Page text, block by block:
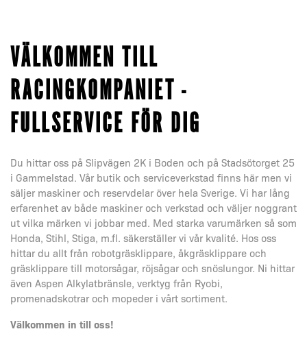
VÄLKOMMEN TILL
RACINGKOMPANIET -
FULLSERVICE FÖR DIG
Du hittar oss på Slipvägen 2K i Boden och på Stadsötorget 25
i Gammelstad. Vår butik och serviceverkstad finns här men vi
säljer maskiner och reservdelar över hela Sverige. Vi har lång
erfarenhet av både maskiner och verkstad och väljer noggrant
ut vilka märken vi jobbar med. Med starka varumärken så som
Honda, Stihl, Stiga, m.fl. säkerställer vi vår kvalité. Hos oss
hittar du allt från robotgräsklippare, åkgräsklippare och
gräsklippare till motorsågar, röjsågar och snöslungor. Ni hittar
även Aspen Alkylatbränsle, verktyg från Ryobi,
promenadskotrar och mopeder i vårt sortiment.
Välkommen in till oss!